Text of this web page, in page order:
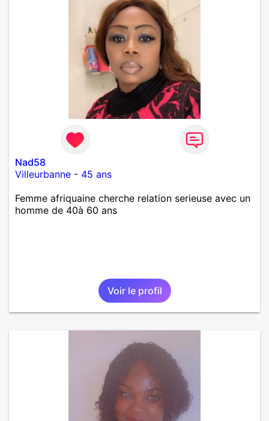
Nad58
Villeurbanne - 45 ans
Femme afriquaine cherche relation serieuse avec un
homme de 40à 60 ans
Voir le profil